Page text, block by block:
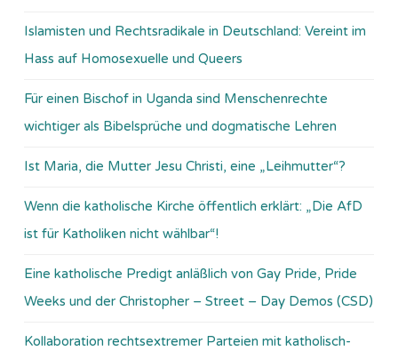
Islamisten und Rechtsradikale in Deutschland: Vereint im
Hass auf Homosexuelle und Queers
Für einen Bischof in Uganda sind Menschenrechte
wichtiger als Bibelsprüche und dogmatische Lehren
Ist Maria, die Mutter Jesu Christi, eine „Leihmutter“?
Wenn die katholische Kirche öffentlich erklärt: „Die AfD
ist für Katholiken nicht wählbar“!
Eine katholische Predigt anläßlich von Gay Pride, Pride
Weeks und der Christopher – Street – Day Demos (CSD)
Kollaboration rechtsextremer Parteien mit katholisch-